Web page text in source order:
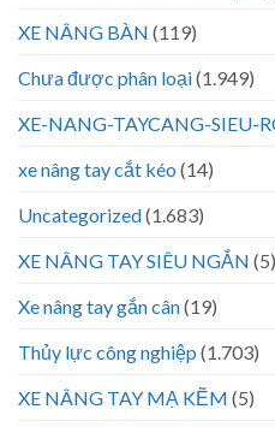
XE NÂNG BÀN (119)
Chưa được phân loại(1.949)
XE-NANG-TAYCANG-SIEU-
xe nâng tay cắt kéo (14)
Uncategorized(1.683)
XE NÂNG TAY SIÊU NGẮN (5)
Xe nâng tay gắn cân(19)
Thủy lực công nghiệp (1.703)
XE NÂNG TAY MẠ KẼM (5)